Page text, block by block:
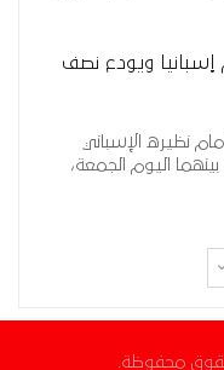
ويودع نصف
نظيره الإسباني
بينهما اليوم الجمعة،